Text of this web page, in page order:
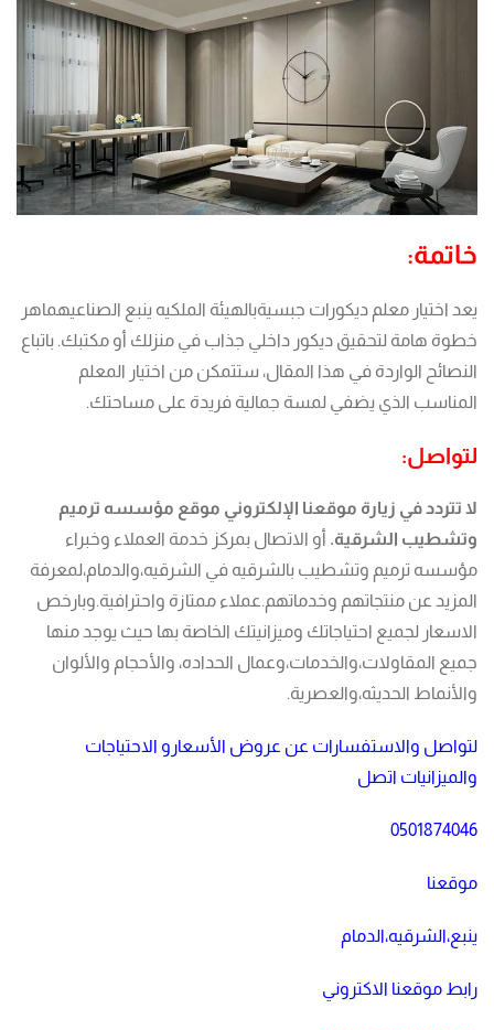
خاتمة:
يعد اختيار معلم ديكورات جبسيةبالهيئة الملكيه ينبع الصناعيهماهر
خطوة هامة لتحقيق ديكور داخلي جذاب في منزلك أو مكتبك. باتباع
النصائح الواردة في هذا المقال، ستتمكن من اختيار المعلم
المناسب الذي يضفي لمسة جمالية فريدة على مساحتك.
لتواصل:
لا تتردد في زيارة موقعنا الإلكتروني موقع مؤسسه ترميم
وتشطيب الشرقية. أو الاتصال بمركز خدمة العملاء وخبراء
مؤسسه ترميم وتشطيب بالشرقيه في الشرقيه،والدمام،لمعرفة
المزيد عن منتجاتهم وخدماتهم.عملاء ممتازة واحترافية.وبارخص
الاسعار لجميع احتياجاتك وميزانيتك الخاصة بها حيث يوجد منها
جميع المقاولات،والخدمات،وعمال الحداده، والأحجام والألوان
والأنماط الحديثه،والعصرية.
لتواصل والاستفسارات عن عروض الأسعارو الاحتياجات
والميزانيات اتصل
0501874046
موقعنا
ينبع،الشرقيه،الدمام
رابط موقعنا الاكتروني